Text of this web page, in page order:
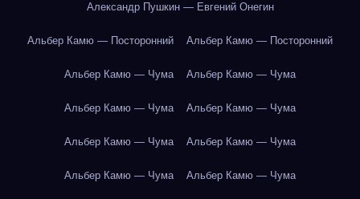
Александр Пушкин — Евгений Онегин
Альбер Камю — Посторонний Альбер Камю — Посторонний
Альбер Камю — Чума Альбер Камю — Чума
Альбер Камю — Чума Альбер Камю — Чума
Альбер Камю — Чума Альбер Камю — Чума
Альбер Камю — Чума Альбер Камю — Чума